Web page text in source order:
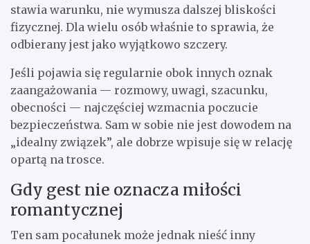
stawia warunku, nie wymusza dalszej bliskości
fizycznej. Dla wielu osób właśnie to sprawia, że
odbierany jest jako wyjątkowo szczery.
Jeśli pojawia się regularnie obok innych oznak
zaangażowania — rozmowy, uwagi, szacunku,
obecności — najczęściej wzmacnia poczucie
bezpieczeństwa. Sam w sobie nie jest dowodem na
„idealny związek”, ale dobrze wpisuje się w relację
opartą na trosce.
Gdy gest nie oznacza miłości
romantycznej
Ten sam pocałunek może jednak nieść inny